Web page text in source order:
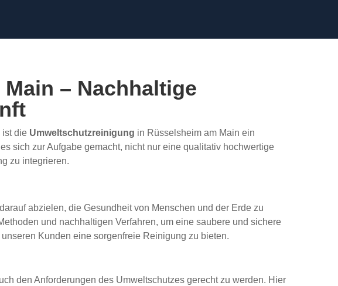
– Nachhaltige
ist die Umweltschutzreinigung in Rüsselsheim am Main ein
sich zur Aufgabe gemacht, nicht nur eine qualitativ hochwertige
zu integrieren.
abzielen, die Gesundheit von Menschen und der Erde zu
und nachhaltigen Verfahren, um eine saubere und sichere
Kunden eine sorgenfreie Reinigung zu bieten.
den Anforderungen des Umweltschutzes gerecht zu werden. Hier